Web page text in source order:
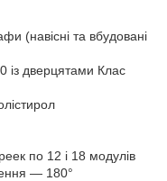
(навісні та вбудовані
із дверцятами Клас
по 12 і 18 модулів
— 180°